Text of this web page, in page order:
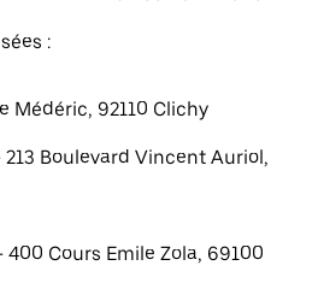
:
Médéric, 92110 Clichy
Boulevard Vincent Auriol,
Cours Emile Zola, 69100